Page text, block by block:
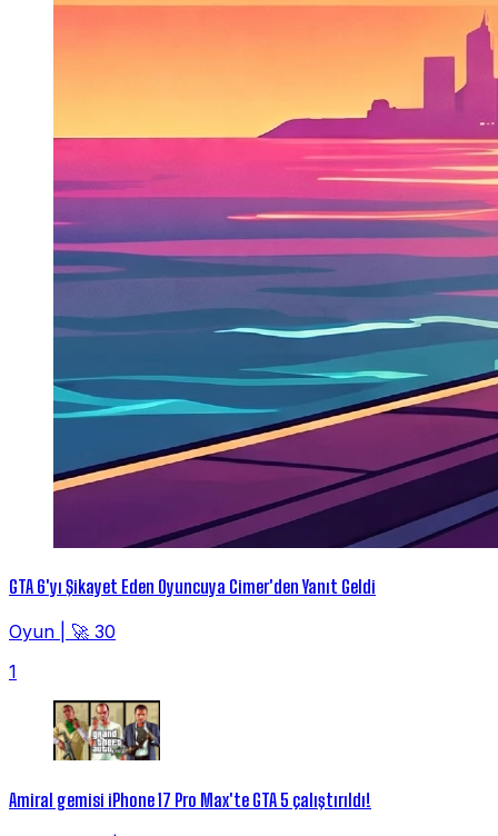
GTA 6'yı Şikayet Eden Oyuncuya Cimer'den Yanıt Geldi
Oyun
🚀 30
1
Amiral gemisi iPhone 17 Pro Max'te GTA 5 çalıştırıldı!